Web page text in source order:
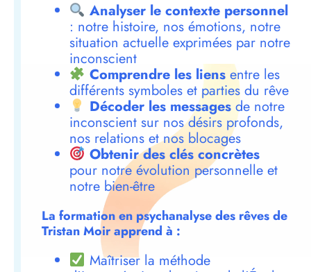
Analyser le contexte personnel
: notre histoire, nos émotions, notre
situation actuelle exprimées par notre
inconscient
Comprendre les liensentre les
différents symboles et parties du rêve
Décoder les messagesde notre
inconscient sur nos désirs profonds,
nos relations et nos blocages
Obtenir des clés concrètes
pour notre évolution personnelle et
notre bien-être
La formation en psychanalyse des rêves de
Tristan Moir apprend à :
Maîtriser la méthode